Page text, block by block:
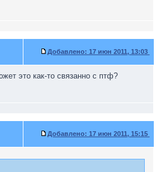
Добавлено: 17 июн 2011, 13:03
это как-то связанно с птф?
Добавлено: 17 июн 2011, 15:15